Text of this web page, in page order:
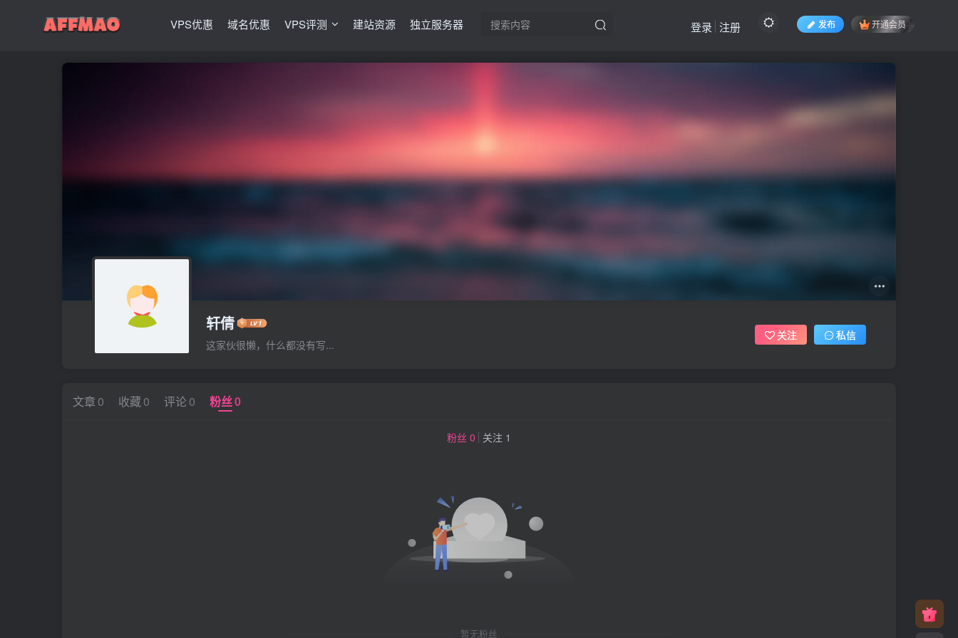
VPS优惠 域名优惠 VPS评测 建站资源 独立服务器 发布 开通会员
登录 注册
轩倩
这家伙很懒，什么都没有写...
关注 私信
文章 0 收藏0 评论0 粉丝0
粉丝 0 关注 1
暂无粉丝